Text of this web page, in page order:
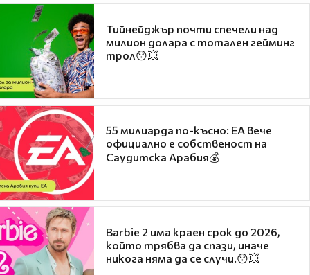
Тийнейджър почти спечели над
милион долара с тотален гейминг
трол😯💥
55 милиарда по-късно: EA вече
официално е собственост на
Саудитска Арабия💰
Barbie 2 има краен срок до 2026,
който трябва да спази, иначе
никога няма да се случи.😯💥